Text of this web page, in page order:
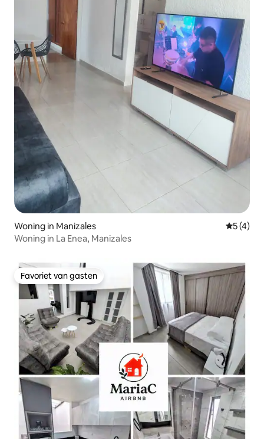
Woning in Manizales
5 (4)
Woning in La Enea, Manizales
Favoriet van gasten
Favoriet van gasten